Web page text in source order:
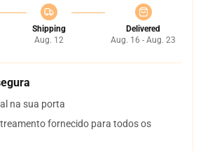
Shipping
Aug. 12
Delivered
Aug. 16 - Aug. 23
na sua porta
fornecido para todos os